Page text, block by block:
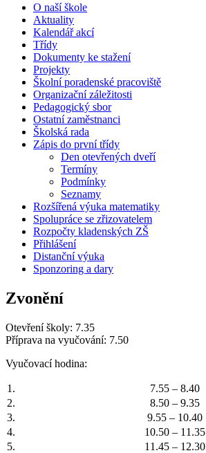
O naší škole
Aktuality
Kalendář akcí
Třídy
Dokumenty ke stažení
Projekty
Školní poradenské pracoviště
Organizační záležitosti
Pedagogický sbor
Ostatní zaměstnanci
Školská rada
Zápis do první třídy
Den otevřených dveří
Termíny
Podmínky
Seznamy
Rozšířená výuka matematiky
Spolupráce se zřizovatelem
Rozpočty kladenských ZŠ
Přihlášení
Distanční výuka
Sponzoring a dary
Zvonění
Otevření školy: 7.35
Příprava na vyučování: 7.50
Vyučovací hodina:
1.
7.55 – 8.40
2.
8.50 – 9.35
3.
9.55 – 10.40
4.
10.50 – 11.35
5.
11.45 – 12.30